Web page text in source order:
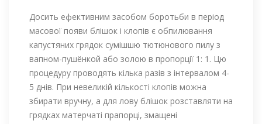
Досить ефективним засобом боротьби в період
масової появи блішок і клопів є обпилювання
капустяних грядок сумішшю тютюнового пилу з
вапном-пушёнкой або золою в пропорції 1: 1. Цю
процедуру проводять кілька разів з інтервалом 4-
5 днів. При невеликій кількості клопів можна
збирати вручну, а для лову блішок розставляти на
грядках матерчаті прапорці, змащені